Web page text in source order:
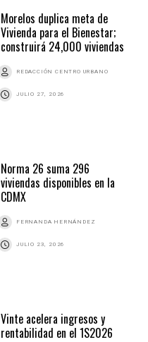
Morelos duplica meta de
Vivienda para el Bienestar;
construirá 24,000 viviendas
REDACCIÓN CENTRO URBANO
JULIO 27, 2026
Norma 26 suma 296
viviendas disponibles en la
CDMX
FERNANDA HERNÁNDEZ
JULIO 23, 2026
Vinte acelera ingresos y
rentabilidad en el 1S2026